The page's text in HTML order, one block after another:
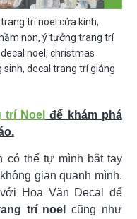
trí noel cửa kính,
non, ý tưởng trang trí
noel, christmas
sinh, decal trang trí giáng
trí Noel để khám phá
có thể tự mình bắt tay
gian quanh mình.
Hoa Văn Decal để
trí noel
cũng như